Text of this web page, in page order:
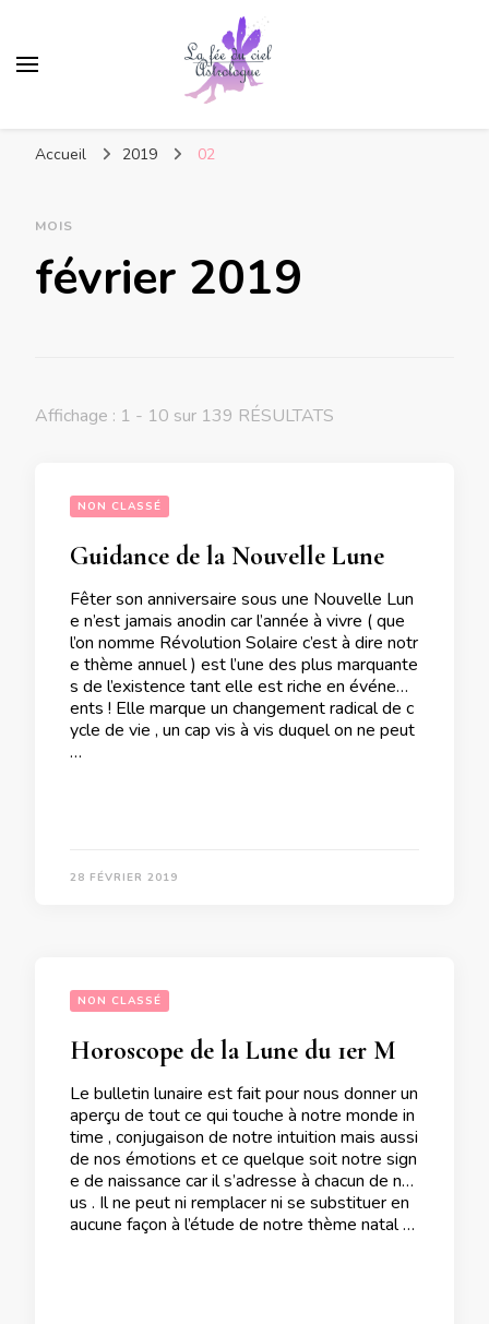
Accueil 2019 02
MOIS
février 2019
Affichage : 1 - 10 sur 139 RÉSULTATS
NON CLASSÉ
Fêter son anniversaire sous une Nouvelle Lun
e n’est jamais anodin car l’année à vivre ( que
l’on nomme Révolution Solaire c’est à dire notr
e thème annuel ) est l’une des plus marquante
s de l’existence tant elle est riche en événem
ents ! Elle marque un changement radical de c
ycle de vie , un cap vis à vis duquel on ne peut
…
28 FÉVRIER 2019
NON CLASSÉ
Le bulletin lunaire est fait pour nous donner un
aperçu de tout ce qui touche à notre monde in
time , conjugaison de notre intuition mais aussi
de nos émotions et ce quelque soit notre sign
e de naissance car il s’adresse à chacun de no
us . Il ne peut ni remplacer ni se substituer en
aucune façon à l’étude de notre thème natal …